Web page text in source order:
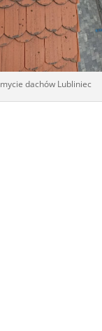
mycie dachów Lubliniec